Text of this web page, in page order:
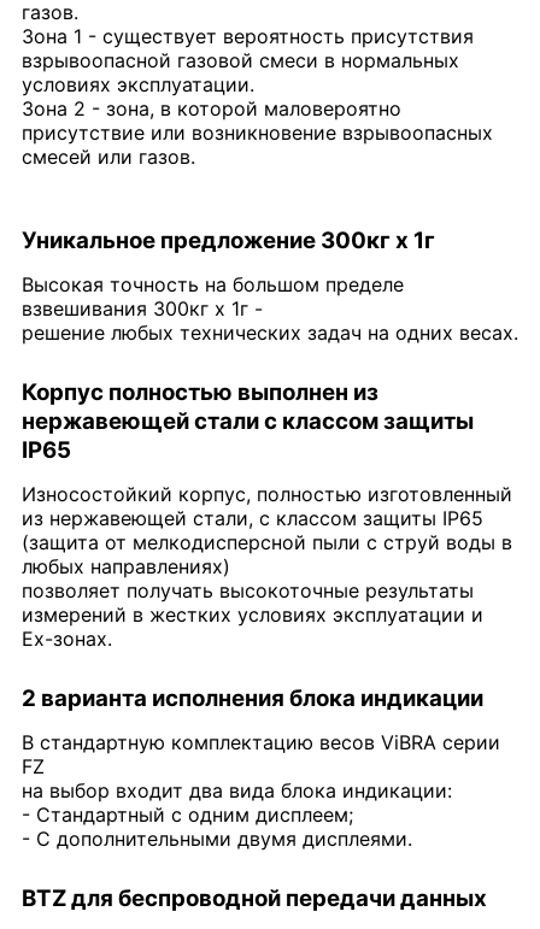
газов.
Зона 1 - существует вероятность присутствия
взрывоопасной газовой смеси в нормальных
условиях эксплуатации.
Зона 2 - зона, в которой маловероятно
присутствие или возникновение взрывоопасных
смесей или газов.
Уникальное предложение 300кг х 1г
Высокая точность на большом пределе
взвешивания 300кг х 1г -
решение любых технических задач на одних весах.
Корпус полностью выполнен из
нержавеющей стали с классом защиты
IP65
Износостойкий корпус, полностью изготовленный
из нержавеющей стали, с классом защиты IP65
(защита от мелкодисперсной пыли с струй воды в
любых направлениях)
позволяет получать высокоточные результаты
измерений в жестких условиях эксплуатации и
Ex-зонах.
2 варианта исполнения блока индикации
В стандартную комплектацию весов ViBRA серии
FZ
на выбор входит два вида блока индикации:
- Стандартный с одним дисплеем;
- С дополнительными двумя дисплеями.
BTZ для беспроводной передачи данных